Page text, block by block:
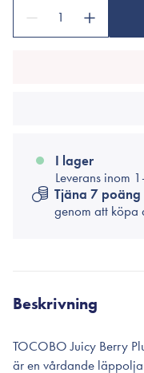
1
I lager
Leverans inom
Tjäna 7 poäng
genom att köpa
Beskrivning
TOCOBO Juicy Berry
är en vårdande